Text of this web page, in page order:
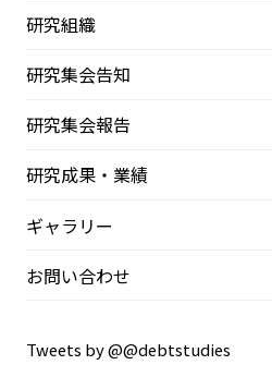
研究組織
研究集会告知
研究集会報告
研究成果・業績
ギャラリー
お問い合わせ
Tweets by @@debtstudies